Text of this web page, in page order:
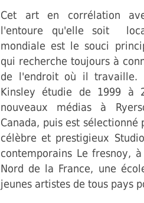
Cet art en corrélation
l'entoure qu'elle soit
mondiale est le souci
qui recherche toujours à
de l'endroit où il travaille.
Kinsley étudie de 1999 à
nouveaux médias à
Canada, puis est sélectionné
célèbre et prestigieux
contemporains Le fresnoy,
Nord de la France, une
jeunes artistes de tous pays